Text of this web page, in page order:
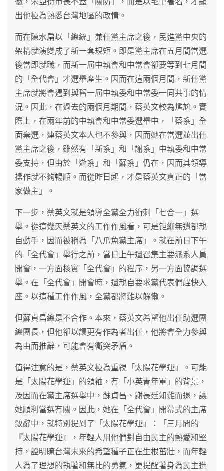
出他極為熟悉台灣地區的政情。
而在陳水扁以「總統」兼任黨主席之後，民進黨中央的
架構就演變成了新一套規矩。即是黨主席在五月間當選
後當即就職，而新一屆中執會和中常會卻要等到七月間
的「全代會」才選舉產生。因而在這兩個月間，新任黨
主席就將會遇到與舊一屆中執委和中常委一同共事的情
況。因此，在過去的兩個月期間，蔡英文較為尷尬。實
際上，在兩年前的中執會和中常委選舉中，「蔡系」全
面棄選，連蔡英文本人也不參與，因而她在當選並出任
黨主席之後，雖然有「新系」和「謝系」中執委和中常
委支持，但由於「遊系」和「蘇系」仍在，因而其領導
操作就不夠暢順。而從昨日起，才是蔡英文真正的「當
家做主」。
下一步，蔡英文就是領導全黨全力衝刺「七合一」選
舉。從這幾天蔡英文的工作作風看，可是钜細無遺都親
自動手，因而被稱為「八爪魚黨主席」。就在前日下午
的「全代會」舉行之前，當日上午還召集主要派系人員
開會，一方面核實「全代會」的程序，另一方面協調選
舉。在「全代會」開會時，還親自要求黨代表們趕快入
座。以這種工作作風，全黨都將難以躲懶。
但蘇貞昌總是不合作。本來，蔡英文希望他出任助選團
總團長，但他卻以讓更有作為者出任，他將會全力參與
為由而推辭，可能會有衝突矛盾。
值得注意的是，蔡英文極為重視「太陽花學運」。可能
是「太陽花學運」的領袖，有「小英青年軍」的背景，
及因而在黨主席選舉中，蘇貞昌、謝長廷知難而退，讓
她順利當選有關。因此，她在「全代會」開幕式的主席
致辭中，就特別提到了「太陽花學運」：「三月間的
『太陽花學運』，年輕人用他們對自由民主的熱愛和堅
持，證明瞭台灣未來的希望種子正在生根茁壯，而年輕
人為了理想的執著和無比的勇氣，更提醒著身為民主進